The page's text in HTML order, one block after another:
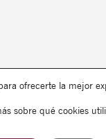
ofrecerte la mejor
sobre qué cookies